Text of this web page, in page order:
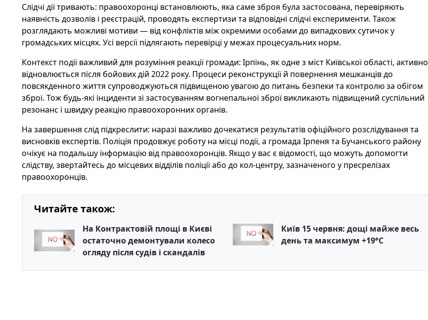
Слідчі дії тривають: правоохоронці встановлюють, яка саме зброя була застосована, перевіряють
наявність дозволів і реєстрацій, проводять експертизи та відповідні слідчі експерименти. Також
розглядають можливі мотиви — від конфліктів між окремими особами до випадкових сутичок у
громадських місцях. Усі версії підлягають перевірці у межах процесуальних норм.
Контекст події важливий для розуміння реакції громади: Ірпінь, як одне з міст Київської області, активно
відновлюється після бойових дій 2022 року. Процеси реконструкції й повернення мешканців до
повсякденного життя супроводжуються підвищеною увагою до питань безпеки та контролю за обігом
зброї. Тож будь-які інциденти зі застосуванням вогнепальної зброї викликають підвищений суспільний
резонанс і швидку реакцію правоохоронних органів.
На завершення слід підкреслити: наразі важливо дочекатися результатів офіційного розслідування та
висновків експертів. Поліція продовжує роботу на місці події, а громада Ірпеня та Бучанського району
очікує на подальшу інформацію від правоохоронців. Якщо у вас є відомості, що можуть допомогти
слідству, звертайтесь до місцевих відділів поліції або до кол-центру, зазначеного у пресрелізах
правоохоронців.
Читайте також:
На Контрактовій площі в Києві
остаточно демонтували колесо
огляду після судів і скандалів
Київ 15 червня: дощі майже весь
день та максимум +19°C